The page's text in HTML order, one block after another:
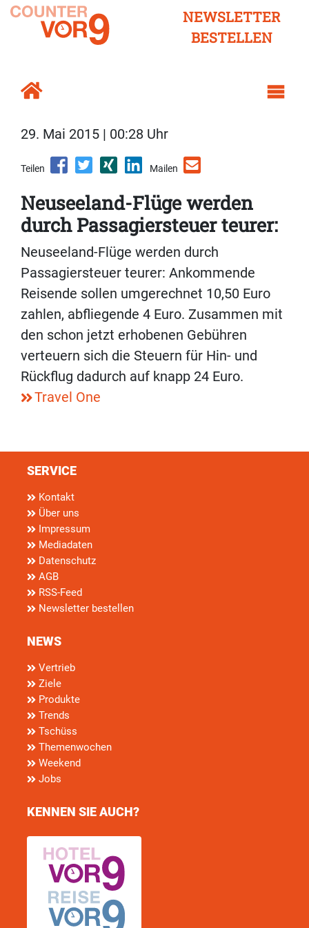
NEWSLETTER
BESTELLEN
29. Mai 2015 | 00:28 Uhr
Teilen Mailen
Neuseeland-Flüge werden
durch Passagiersteuer teurer:
Neuseeland-Flüge werden durch
Passagiersteuer teurer: Ankommende
Reisende sollen umgerechnet 10,50 Euro
zahlen, abfliegende 4 Euro. Zusammen mit
den schon jetzt erhobenen Gebühren
verteuern sich die Steuern für Hin- und
Rückflug dadurch auf knapp 24 Euro.
Travel One
SERVICE
Kontakt
Über uns
Impressum
Mediadaten
Datenschutz
AGB
RSS-Feed
Newsletter bestellen
NEWS
Vertrieb
Ziele
Produkte
Trends
Tschüss
Themenwochen
Weekend
Jobs
KENNEN SIE AUCH?